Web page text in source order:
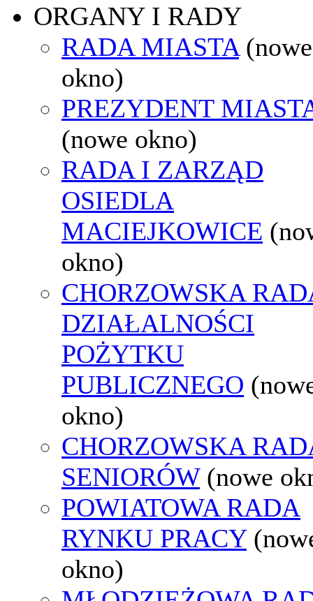
ORGANY I RADY
RADA MIASTA (nowe
okno)
PREZYDENT
(nowe okno)
RADA I ZARZĄD
OSIEDLA
MACIEJKOWICE
okno)
CHORZOWSKA
DZIAŁALNOŚCI
POŻYTKU
PUBLICZNEGO
okno)
CHORZOWSKA
SENIORÓW (nowe
POWIATOWA RADA
RYNKU PRACY
okno)